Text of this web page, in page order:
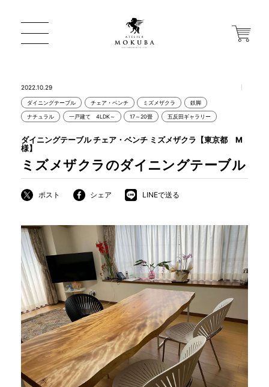
ONLINE STORE
一枚板 ATELIER MOKUBA HOME
MOKUBA について
商品情報
直営店
イベント
2022.10.29
ダイニングテーブル チェア・ベンチ ミズメザクラ 鉄脚
ナチュラル 一戸建て 4LDK～ 17～20畳 五反田ギャラリー
ミズメザクラのダイニングテーブル
ダイニングテーブル チェア・ベンチ ミズメザクラ【東京都 M
様】
ポスト シェア LINEで送る